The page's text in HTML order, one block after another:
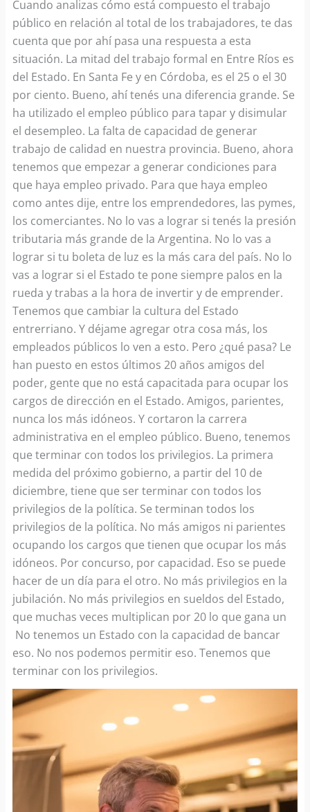
Cuando analizas cómo está compuesto el trabajo
público en relación al total de los trabajadores, te das
cuenta que por ahí pasa una respuesta a esta
situación. La mitad del trabajo formal en Entre Ríos es
del Estado. En Santa Fe y en Córdoba, es el 25 o el 30
por ciento. Bueno, ahí tenés una diferencia grande. Se
ha utilizado el empleo público para tapar y disimular
el desempleo. La falta de capacidad de generar
trabajo de calidad en nuestra provincia. Bueno, ahora
tenemos que empezar a generar condiciones para
que haya empleo privado. Para que haya empleo
como antes dije, entre los emprendedores, las pymes,
los comerciantes. No lo vas a lograr si tenés la presión
tributaria más grande de la Argentina. No lo vas a
lograr si tu boleta de luz es la más cara del país. No lo
vas a lograr si el Estado te pone siempre palos en la
rueda y trabas a la hora de invertir y de emprender.
Tenemos que cambiar la cultura del Estado
entrerriano. Y déjame agregar otra cosa más, los
empleados públicos lo ven a esto. Pero ¿qué pasa? Le
han puesto en estos últimos 20 años amigos del
poder, gente que no está capacitada para ocupar los
cargos de dirección en el Estado. Amigos, parientes,
nunca los más idóneos. Y cortaron la carrera
administrativa en el empleo público. Bueno, tenemos
que terminar con todos los privilegios. La primera
medida del próximo gobierno, a partir del 10 de
diciembre, tiene que ser terminar con todos los
privilegios de la política. Se terminan todos los
privilegios de la política. No más amigos ni parientes
ocupando los cargos que tienen que ocupar los más
idóneos. Por concurso, por capacidad. Eso se puede
hacer de un día para el otro. No más privilegios en la
jubilación. No más privilegios en sueldos del Estado,
que muchas veces multiplican por 20 lo que gana un
No tenemos un Estado con la capacidad de bancar
eso. No nos podemos permitir eso. Tenemos que
terminar con los privilegios.